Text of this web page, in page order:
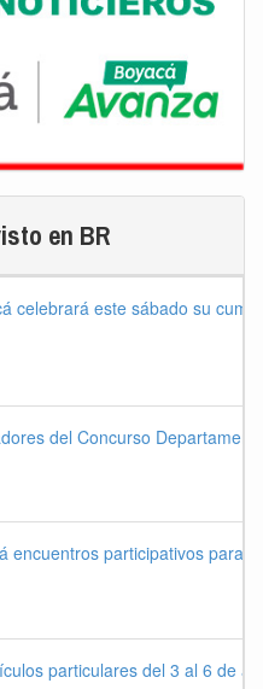
en BR
celebrará este sábado su
del Concurso
encuentros participativos para
particulares del 3 al 6 de